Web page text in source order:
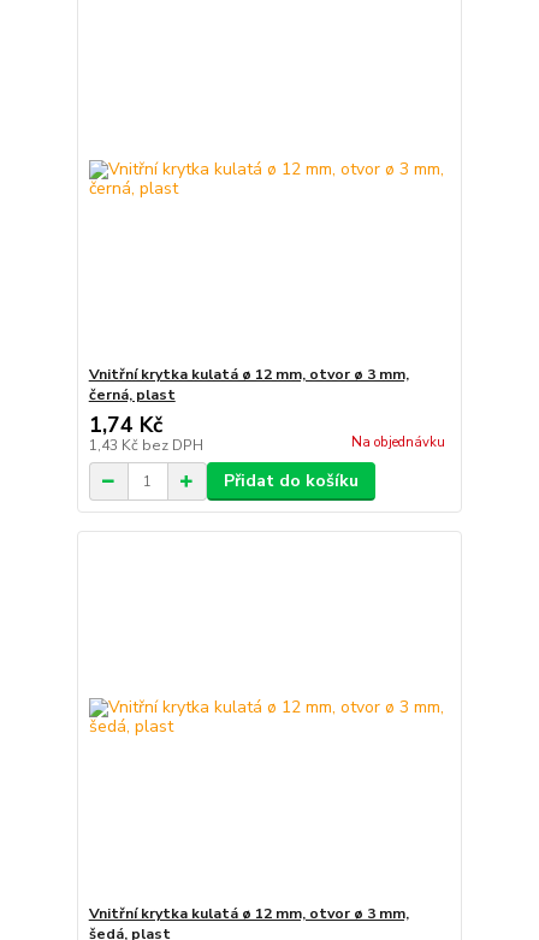
Vnitřní krytka kulatá ø 12 mm, otvor ø 3 mm,
černá, plast
1,74 Kč
1,43 Kč bez DPH Na objednávku
Přidat do košíku
Vnitřní krytka kulatá ø 12 mm, otvor ø 3 mm,
šedá, plast